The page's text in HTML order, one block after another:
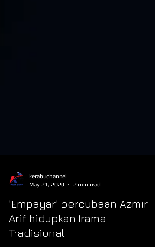
May 21, 2020
2 min read
'Empayar' percubaan Azmir
Arif hidupkan Irama